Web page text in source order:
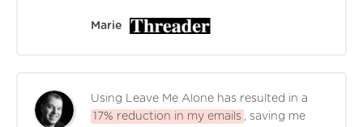
Marie
Using Leave Me Alone has resulted in a
17% reduction in my emails
, saving me